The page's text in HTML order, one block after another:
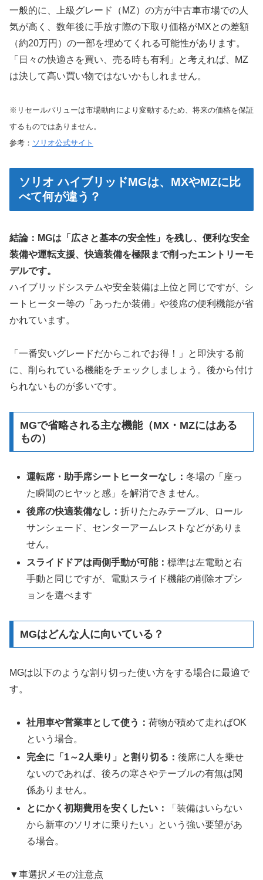
一般的に、上級グレード（MZ）の方が中古車市場での人
気が高く、数年後に手放す際の下取り価格がMXとの差額
（約20万円）の一部を埋めてくれる可能性があります。
「日々の快適さを買い、売る時も有利」と考えれば、MZ
は決して高い買い物ではないかもしれません。
※リセールバリューは市場動向により変動するため、将来の価格を保証
するものではありません。
参考： ソリオ公式サイト
ソリオ ハイブリッドMGは、MXやMZに比
べて何が違う？
結論：MGは「広さと基本の安全性」を残し、便利な安全
装備や運転支援、快適装備を極限まで削ったエントリーモ
デルです。
ハイブリッドシステムや安全装備は上位と同じですが、シ
ートヒーター等の「あったか装備」や後席の便利機能が省
かれています。
「一番安いグレードだからこれでお得！」と即決する前
に、削られている機能をチェックしましょう。後から付け
られないものが多いです。
MGで省略される主な機能（MX・MZにはある
もの）
運転席・助手席シートヒーターなし：冬場の「座っ
た瞬間のヒヤッと感」を解消できません。
後席の快適装備なし：折りたたみテーブル、ロール
サンシェード、センターアームレストなどがありま
せん。
スライドドアは両側手動が可能：標準は左電動と右
手動と同じですが、電動スライド機能の削除オプシ
ョンを選べます
MGはどんな人に向いている？
MGは以下のような割り切った使い方をする場合に最適で
す。
社用車や営業車として使う：荷物が積めて走ればOK
という場合。
完全に「1～2人乗り」と割り切る：後席に人を乗せ
ないのであれば、後ろの寒さやテーブルの有無は関
係ありません。
とにかく初期費用を安くしたい：
「装備はいらない
から新車のソリオに乗りたい」という強い要望があ
る場合。
▼車選択メモの注意点